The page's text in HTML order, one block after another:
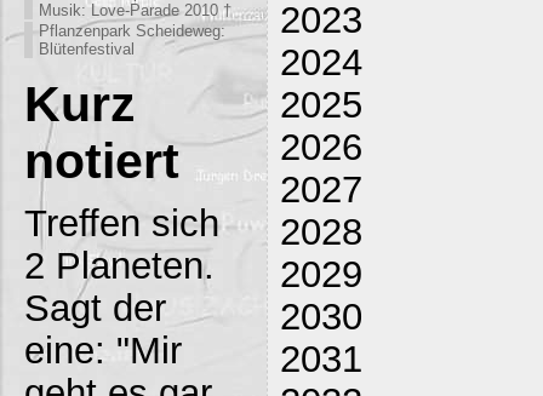
Musik: Love-Parade 2010 †
Pflanzenpark Scheideweg:
Blütenfestival
Kurz
notiert
Treffen sich
2 Planeten.
Sagt der
eine: "Mir
2023
2024
2025
2026
2027
2028
2029
2030
2031